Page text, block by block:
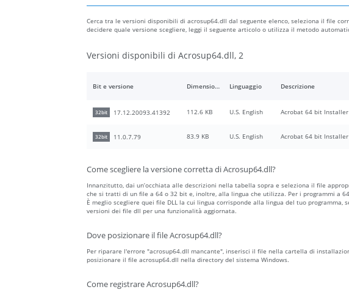
Cerca tra le versioni disponibili di acrosup64.dll dal seguente elenco, seleziona il file
decidere quale versione scegliere, leggi il seguente articolo o utilizza il metodo
Versioni disponibili di Acrosup64.dll, 2
Bit e versione Dimensione del file Linguaggio Descrizione
32bit 17.12.20093.41392 112.6 KB U.S. English Acrobat 64 bit
32bit 11.0.7.79 83.9 KB U.S. English Acrobat 64 bit
Come scegliere la versione corretta di Acrosup64.dll?
Innanzitutto, dai un’occhiata alle descrizioni nella tabella sopra e seleziona il file
che si tratti di un file a 64 o 32 bit e, inoltre, alla lingua che utilizza. Per i programmi a
È meglio scegliere quei file DLL la cui lingua corrisponde alla lingua del tuo
versioni dei file dll per una funzionalità aggiornata.
Dove posizionare il file Acrosup64.dll?
Per riparare l'errore "acrosup64.dll mancante", inserisci il file nella cartella di
posizionare il file acrosup64.dll nella directory del sistema Windows.
Come registrare Acrosup64.dll?